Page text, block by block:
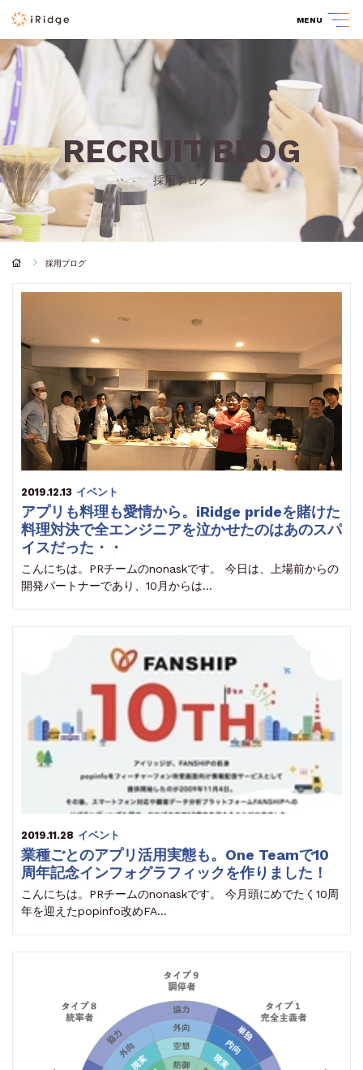
MENU
RECRUIT BLOG
採用ブログ
採用ブログ
2019.12.13 イベント
アプリも料理も愛情から。iRidge prideを賭けた
料理対決で全エンジニアを泣かせたのはあのスパ
イスだった・・
こんにちは。PRチームのnonaskです。 今日は、上場前からの
開発パートナーであり、10月からは…
2019.11.28 イベント
業種ごとのアプリ活用実態も。One Teamで10
周年記念インフォグラフィックを作りました！
こんにちは。PRチームのnonaskです。 今月頭にめでたく10周
年を迎えたpopinfo改めFA…